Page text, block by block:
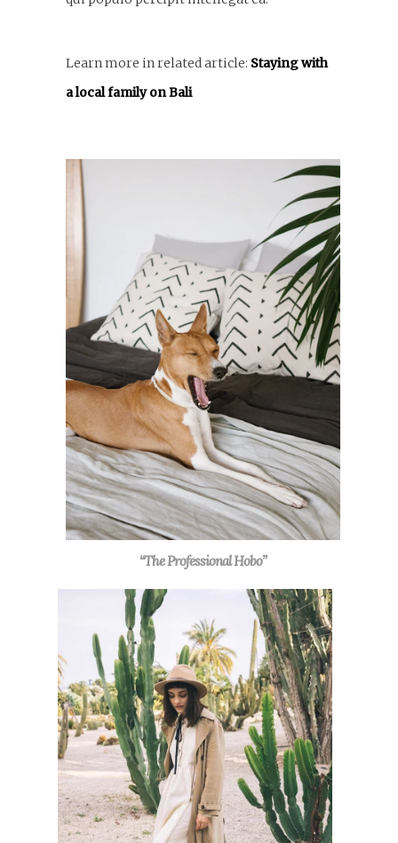
Learn more in related article: Staying with
a local family on Bali
“The Professional Hobo”